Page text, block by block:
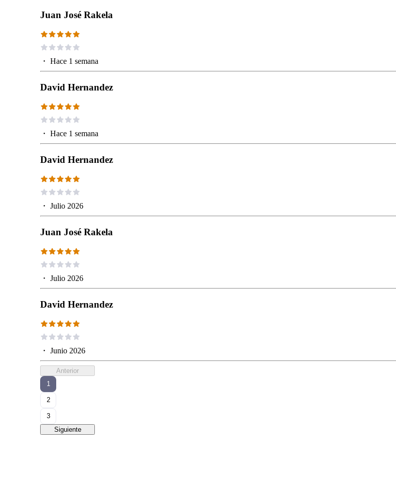
Juan José Rakela
・ Hace 1 semana
David Hernandez
・ Hace 1 semana
David Hernandez
・ Julio 2026
Juan José Rakela
・ Julio 2026
David Hernandez
・ Junio 2026
Anterior
1
2
3
Siguiente